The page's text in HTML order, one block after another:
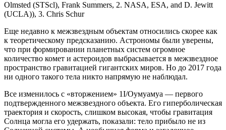
Olmsted (STScl), Frank Summers, 2. NASA, ESA, and D. Jewitt
(UCLA)), 3. Chris Schur
Еще недавно к межзвездным объектам относились скорее как
к теоретическому предсказанию. Астрономы были уверены,
что при формировании планетных систем огромное
количество комет и астероидов выбрасывается в межзвездное
пространство гравитацией гигантских миров. Но до 2017 года
ни одного такого тела никто напрямую не наблюдал.
Все изменилось с «вторжением» 1I/Оумуамуа — первого
подтвержденного межзвездного объекта. Его гиперболическая
траектория и скорость, слишком высокая, чтобы гравитация
Солнца могла его удержать, показали: тело прибыло не из